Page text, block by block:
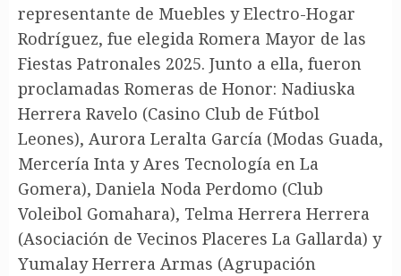
representante de Muebles y Electro-Hogar
Rodríguez, fue elegida Romera Mayor de las
Fiestas Patronales 2025. Junto a ella, fueron
proclamadas Romeras de Honor: Nadiuska
Herrera Ravelo (Casino Club de Fútbol
Leones), Aurora Leralta García (Modas Guada,
Mercería Inta y Ares Tecnología en La
Gomera), Daniela Noda Perdomo (Club
Voleibol Gomahara), Telma Herrera Herrera
(Asociación de Vecinos Placeres La Gallarda) y
Yumalay Herrera Armas (Agrupación